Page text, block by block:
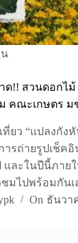
น
ด!! สวนดอกไ
คณะเกษตร มข.
ยว “แปลงกัง
ารถ่ายรูปเช็ค
ละในปีนี้ภาย
ชมไปพร้อมกันเ
On ธันวา